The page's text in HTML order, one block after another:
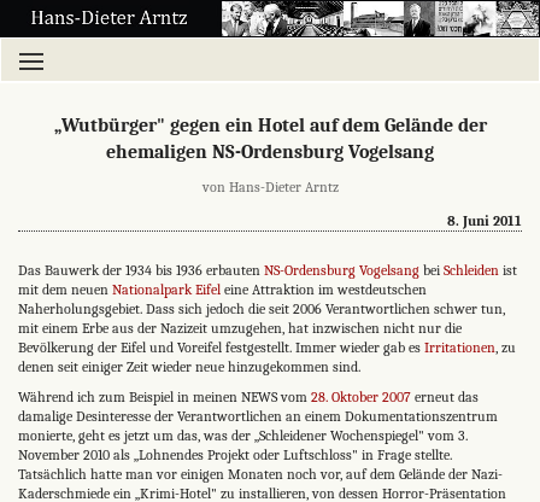
„Wutbürger" gegen ein Hotel auf dem Gelände der
ehemaligen NS-Ordensburg Vogelsang
von Hans-Dieter Arntz
8. Juni 2011
Das Bauwerk der 1934 bis 1936 erbauten NS-Ordensburg Vogelsang bei Schleiden ist
mit dem neuen Nationalpark Eifel eine Attraktion im westdeutschen
Naherholungsgebiet. Dass sich jedoch die seit 2006 Verantwortlichen schwer tun,
mit einem Erbe aus der Nazizeit umzugehen, hat inzwischen nicht nur die
Bevölkerung der Eifel und Voreifel festgestellt. Immer wieder gab es Irritationen, zu
denen seit einiger Zeit wieder neue hinzugekommen sind.
Während ich zum Beispiel in meinen NEWS vom 28. Oktober 2007 erneut das
damalige Desinteresse der Verantwortlichen an einem Dokumentationszentrum
monierte, geht es jetzt um das, was der „Schleidener Wochenspiegel" vom 3.
November 2010 als „Lohnendes Projekt oder Luftschloss" in Frage stellte.
Tatsächlich hatte man vor einigen Monaten noch vor, auf dem Gelände der Nazi-
Kaderschmiede ein „Krimi-Hotel" zu installieren, von dessen Horror-Präsentation